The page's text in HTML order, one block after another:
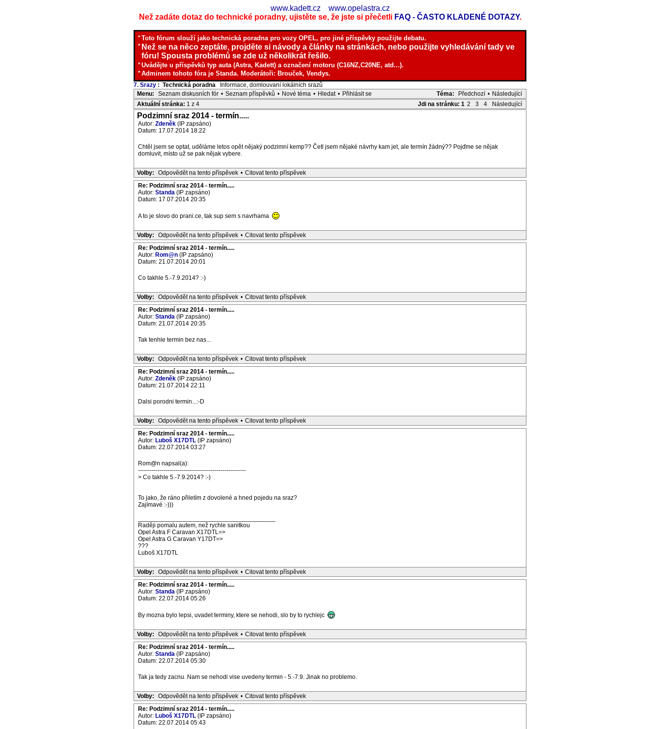
www.kadett.cz
www.opelastra.cz
Než zadáte dotaz do technické poradny, ujistěte se, že jste si přečetli FAQ - ČASTO KLADENÉ DOTAZY.
*Toto fórum slouží jako technická poradna pro vozy OPEL, pro jiné příspěvky použijte debatu.
* Než se na něco zeptáte, projděte si návody a články na stránkách, nebo použijte vyhledávání tady ve
fóru! Spousta problémů se zde už několikrát řešilo.
*Uvádějte u příspěvků typ auta (Astra, Kadett) a označení motoru (C16NZ,C20NE, atd...).
*Adminem tohoto fóra je Standa. Moderátoři: Brouček, Vendys.
7. Srazy : Technická poradna Informace, domlouvaní lokálních srazů
Téma:
Předchozí • Následující
Menu: Seznam diskusních fór • Seznam příspěvků • Nové téma • Hledat • Přihlásit se
Jdi na stránku: 1 2 3 4 Následující
Aktuální stránka: 1 z 4
Podzimní sraz 2014 - termín.....
Autor: Zdeněk (IP zapsáno)
Datum: 17.07.2014 18:22
Chtěl jsem se optat, uděláme letos opět nějaký podzimní kemp?? Četl jsem nějaké návrhy kam jet, ale termín žádný?? Pojďme se nějak
domluvit, místo už se pak nějak vybere.
Volby: Odpovědět na tento příspěvek • Citovat tento příspěvek
Re: Podzimní sraz 2014 - termín.....
Autor: Standa (IP zapsáno)
Datum: 17.07.2014 20:35
A to je slovo do prani.ce, tak sup sem s navrhama
Volby: Odpovědět na tento příspěvek • Citovat tento příspěvek
Re: Podzimní sraz 2014 - termín.....
Autor: Rom@n (IP zapsáno)
Datum: 21.07.2014 20:01
Co takhle 5.-7.9.2014? :-)
Volby: Odpovědět na tento příspěvek • Citovat tento příspěvek
Re: Podzimní sraz 2014 - termín.....
Autor: Standa (IP zapsáno)
Datum: 21.07.2014 20:35
Tak tenhle termin bez nas...
Volby: Odpovědět na tento příspěvek • Citovat tento příspěvek
Re: Podzimní sraz 2014 - termín.....
Autor: Zdeněk (IP zapsáno)
Datum: 21.07.2014 22:11
Dalsi porodni termin...:-D
Volby: Odpovědět na tento příspěvek • Citovat tento příspěvek
Re: Podzimní sraz 2014 - termín.....
Autor: Luboš X17DTL (IP zapsáno)
Datum: 22.07.2014 03:27
Rom@n napsal(a):
-------------------------------------------------------
> Co takhle 5.-7.9.2014? :-)
To jako, že ráno přiletím z dovolené a hned pojedu na sraz?
Zajímavé :-)))
Raději pomalu autem, než rychle sanitkou
Opel Astra F Caravan X17DTL=>
Opel Astra G Caravan Y17DT=>
???
Luboš X17DTL
Volby: Odpovědět na tento příspěvek • Citovat tento příspěvek
Re: Podzimní sraz 2014 - termín.....
Autor: Standa (IP zapsáno)
Datum: 22.07.2014 05:26
By mozna bylo lepsi, uvadet terminy, ktere se nehodi, slo by to rychlejc
Volby: Odpovědět na tento příspěvek • Citovat tento příspěvek
Re: Podzimní sraz 2014 - termín.....
Autor: Standa (IP zapsáno)
Datum: 22.07.2014 05:30
Tak ja tedy zacnu. Nam se nehodi vise uvedeny termin - 5.-7.9. Jinak no problemo.
Volby: Odpovědět na tento příspěvek • Citovat tento příspěvek
Re: Podzimní sraz 2014 - termín.....
Autor: Luboš X17DTL (IP zapsáno)
Datum: 22.07.2014 05:43